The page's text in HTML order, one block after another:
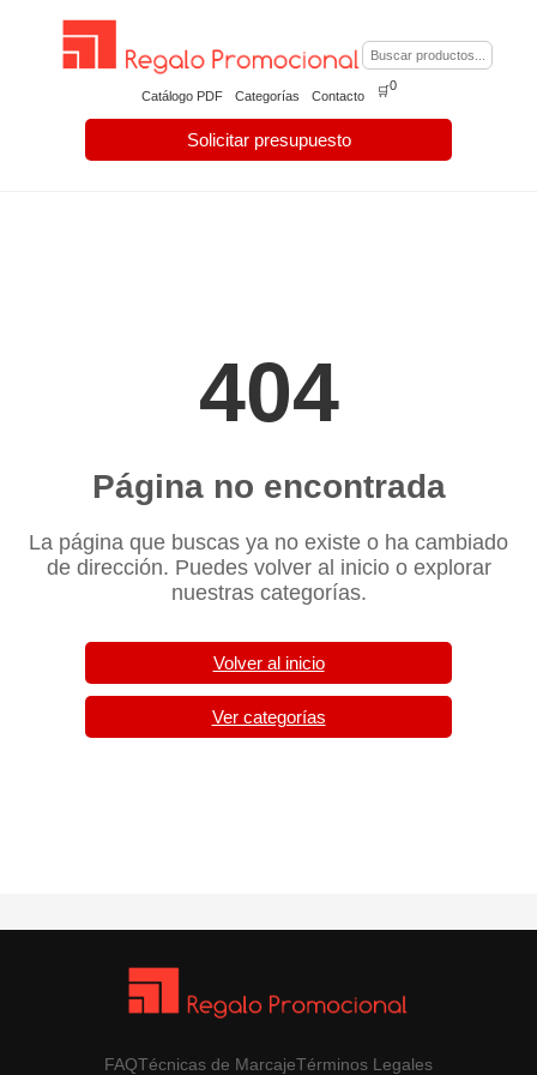
Catálogo PDF Categorías Contacto
Solicitar presupuesto
🛒0
404
Página no encontrada
La página que buscas ya no existe o ha cambiado
de dirección. Puedes volver al inicio o explorar
nuestras categorías.
Volver al inicio
Ver categorías
FAQTécnicas de MarcajeTérminos Legales